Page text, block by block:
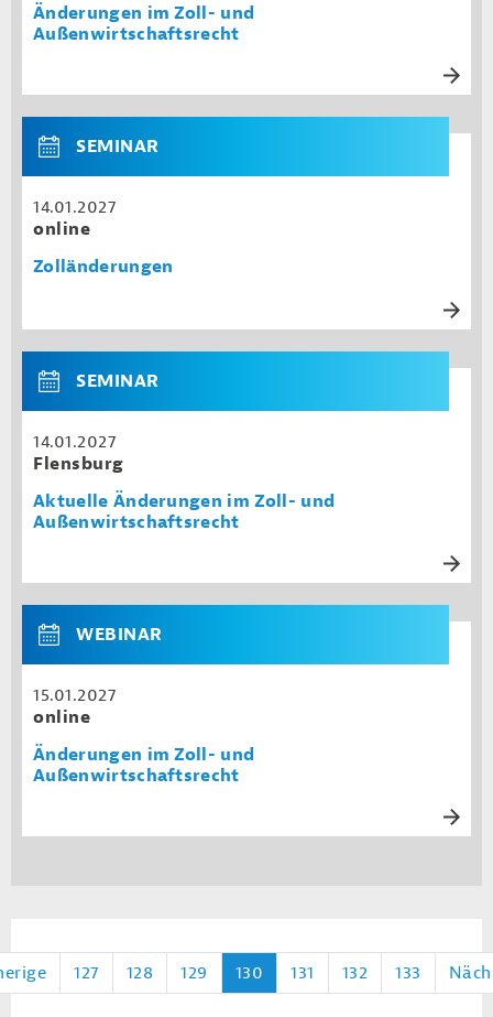
Änderungen im Zoll- und
Außenwirtschaftsrecht
SEMINAR
14.01.2027
online
Zolländerungen
SEMINAR
14.01.2027
Flensburg
Aktuelle Änderungen im Zoll- und
Außenwirtschaftsrecht
WEBINAR
15.01.2027
online
Änderungen im Zoll- und
Außenwirtschaftsrecht
127 128 129 130 131 132 133